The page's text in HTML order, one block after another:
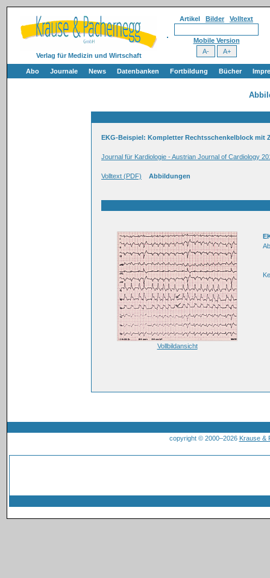
Verlag für Medizin und Wirtschaft
Artikel Bilder Volltext
Mobile Version
Abo Journale News Datenbanken Fortbildung Bücher
EKG-Beispiel: Kompletter Rechtsschenkelblock mit
Journal für Kardiologie - Austrian Journal of Cardiology
Volltext (PDF) Abbildungen
Vollbildansicht
copyright © 2000–2026 Krause &